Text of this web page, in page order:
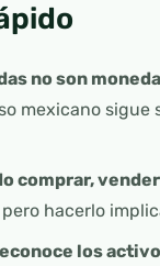
no son
mexicano sigue
comprar,
pero hacerlo
los